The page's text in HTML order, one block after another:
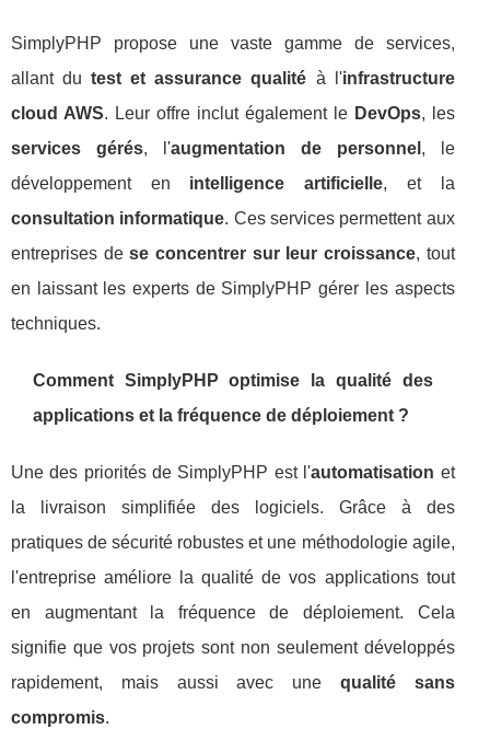
SimplyPHP propose une vaste gamme de services,
allant dutest et assurance qualité à l'infrastructure
cloud AWS. Leur offre inclut également le DevOps, les
services gérés, l'augmentation de personnel , le
développement en intelligence artificielle, et la
consultation informatique. Ces services permettent aux
entreprises dese concentrer sur leur croissance, tout
en laissant les experts de SimplyPHP gérer les aspects
techniques.
Comment SimplyPHP optimise la qualité des
applications et la fréquence de déploiement ?
Une des priorités de SimplyPHP est l'automatisation et
la livraison simplifiée des logiciels. Grâce à des
pratiques de sécurité robustes et une méthodologie agile,
l'entreprise améliore la qualité de vos applications tout
en augmentant la fréquence de déploiement. Cela
signifie que vos projets sont non seulement développés
rapidement, mais aussi avec une qualité sans
compromis.